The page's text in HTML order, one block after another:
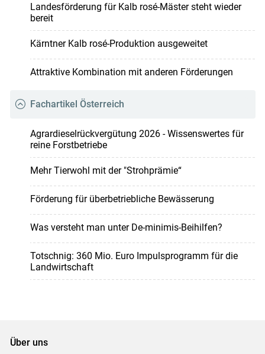
Landesförderung für Kalb rosé-Mäster steht wieder
bereit
Kärntner Kalb rosé-Produktion ausgeweitet
Attraktive Kombination mit anderen Förderungen
Fachartikel Österreich
Agrardieselrückvergütung 2026 - Wissenswertes für
reine Forstbetriebe
Mehr Tierwohl mit der "Strohprämie“
Förderung für überbetriebliche Bewässerung
Was versteht man unter De-minimis-Beihilfen?
Totschnig: 360 Mio. Euro Impulsprogramm für die
Landwirtschaft
Über uns